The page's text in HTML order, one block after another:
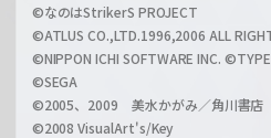
h
a
n
©なのはStrikerS PROJECT
©ATLUS CO.,LTD.1996,2006 ALL
©NIPPON ICHI SOFTWARE INC.
©SEGA
©2005、2009 美水かがみ／角川書店
©2008 VisualArt's/Key